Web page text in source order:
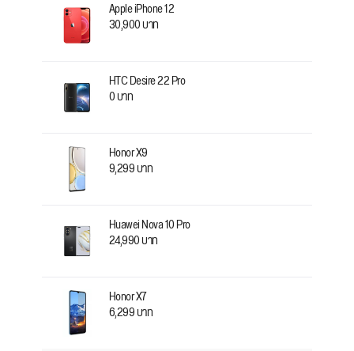
Apple iPhone 12
30,900 บาท
HTC Desire 22 Pro
0 บาท
Honor X9
9,299 บาท
Huawei Nova 10 Pro
24,990 บาท
Honor X7
6,299 บาท